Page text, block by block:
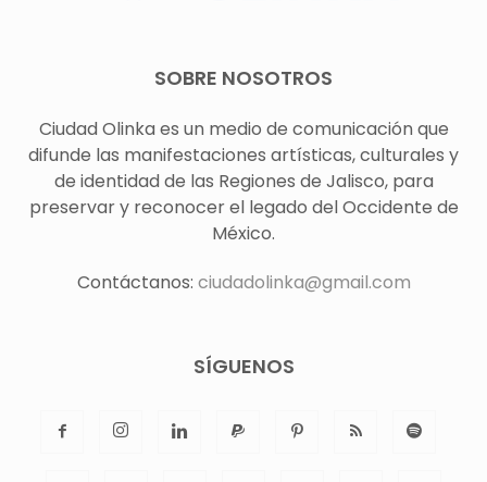
SOBRE NOSOTROS
Ciudad Olinka es un medio de comunicación que
difunde las manifestaciones artísticas, culturales y
de identidad de las Regiones de Jalisco, para
preservar y reconocer el legado del Occidente de
México.
Contáctanos: ciudadolinka@gmail.com
SÍGUENOS